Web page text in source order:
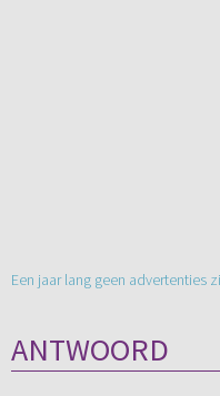
Een jaar lang geen advertenties
ANTWOORD